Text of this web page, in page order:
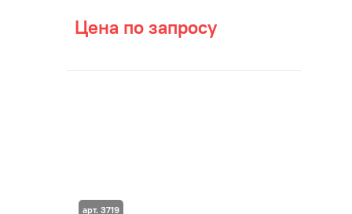
Цена по запросу
арт. 3719